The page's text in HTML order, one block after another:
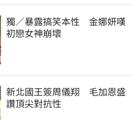
獨／暴露搞笑本性　金娜妍嘆
初戀女神崩壞
新北國王簽周儀翔　毛加恩盛
讚頂尖對抗性